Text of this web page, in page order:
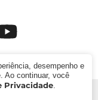
desempenho e
Ao continuar, você
Privacidade.